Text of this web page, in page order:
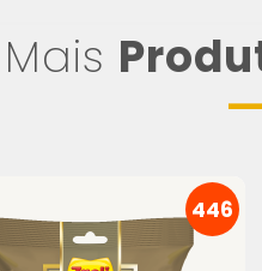
Mais
446